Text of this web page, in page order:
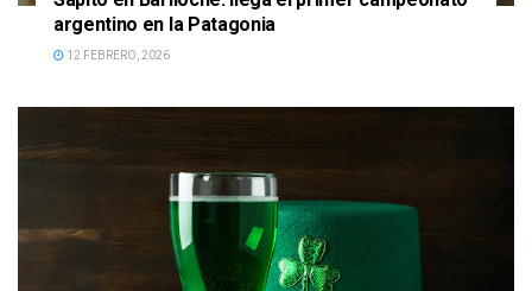
argentino en la Patagonia
12 FEBRERO, 2026